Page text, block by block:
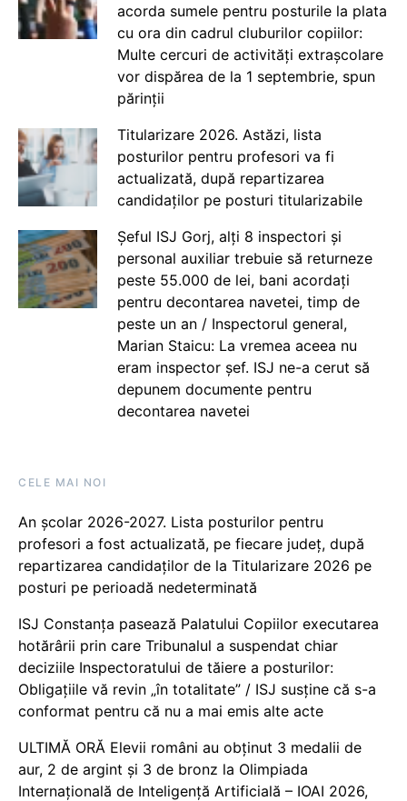
acorda sumele pentru posturile la plata
cu ora din cadrul cluburilor copiilor:
Multe cercuri de activități extrașcolare
vor dispărea de la 1 septembrie, spun
părinții
Titularizare 2026. Astăzi, lista
posturilor pentru profesori va fi
actualizată, după repartizarea
candidaților pe posturi titularizabile
Șeful ISJ Gorj, alți 8 inspectori și
personal auxiliar trebuie să returneze
peste 55.000 de lei, bani acordați
pentru decontarea navetei, timp de
peste un an / Inspectorul general,
Marian Staicu: La vremea aceea nu
eram inspector șef. ISJ ne-a cerut să
depunem documente pentru
decontarea navetei
CELE MAI NOI
An școlar 2026-2027. Lista posturilor pentru
profesori a fost actualizată, pe fiecare județ, după
repartizarea candidaților de la Titularizare 2026 pe
posturi pe perioadă nedeterminată
ISJ Constanța pasează Palatului Copiilor executarea
hotărârii prin care Tribunalul a suspendat chiar
deciziile Inspectoratului de tăiere a posturilor:
Obligațiile vă revin „în totalitate” / ISJ susține că s-a
conformat pentru că nu a mai emis alte acte
ULTIMĂ ORĂ Elevii români au obținut 3 medalii de
aur, 2 de argint și 3 de bronz la Olimpiada
Internațională de Inteligență Artificială – IOAI 2026,